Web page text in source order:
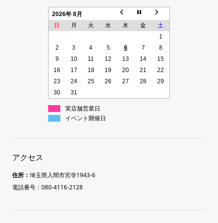
2026年 8月
日
月 火 水 木 金
土
1
2
3 4 5 6 7
8
9
10 11 12 13 14
15
16
17 18 19 20 21
22
23
24 25 26 27 28
29
30
31
実店舗営業日
イベント開催日
アクセス
住所： 埼玉県入間市宮寺1943-6
電話番号：080-4116-2128